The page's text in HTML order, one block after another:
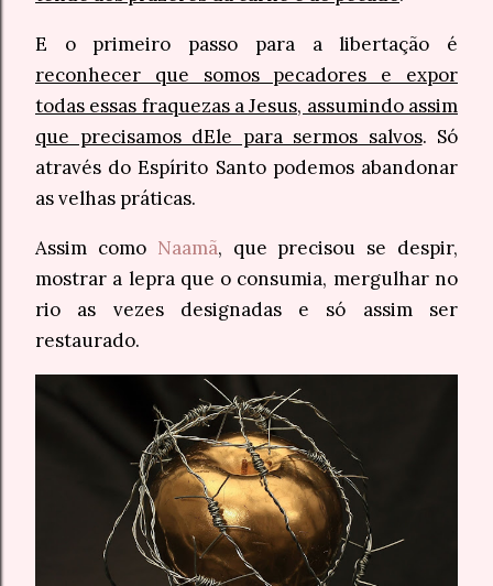
E o primeiro passo para a libertação é
reconhecer que somos pecadores e expor
todas essas fraquezas a Jesus, assumindo assim
que precisamos dEle para sermos salvos. Só
através do Espírito Santo podemos abandonar
as velhas práticas.
Assim como Naamã, que precisou se despir,
mostrar a lepra que o consumia, mergulhar no
rio as vezes designadas e só assim ser
restaurado.